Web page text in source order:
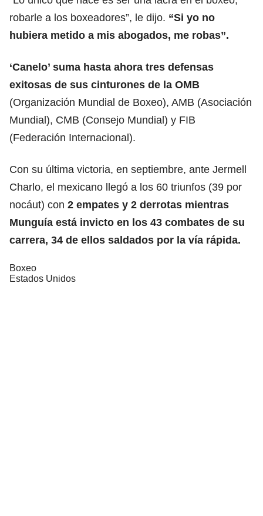
robarle a los boxeadores”, le dijo. “Si yo no
hubiera metido a mis abogados, me robas”.
‘Canelo’ suma hasta ahora tres defensas
exitosas de sus cinturones de la OMB
(Organización Mundial de Boxeo), AMB (Asociación
Mundial), CMB (Consejo Mundial) y FIB
(Federación Internacional).
Con su última victoria, en septiembre, ante Jermell
Charlo, el mexicano llegó a los 60 triunfos (39 por
nocáut) con 2 empates y 2 derrotas mientras
Munguía está invicto en los 43 combates de su
carrera, 34 de ellos saldados por la vía rápida.
Boxeo
Estados Unidos